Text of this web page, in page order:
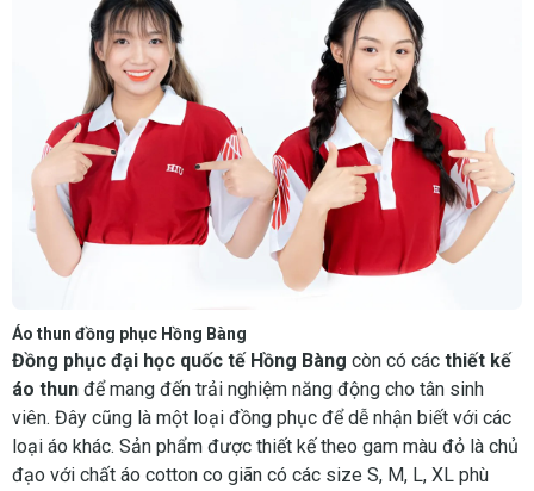
Áo thun đồng phục Hồng Bàng
Đồng phục đại học quốc tế Hồng Bàng còn có các thiết kế
áo thun để mang đến trải nghiệm năng động cho tân sinh
viên. Đây cũng là một loại đồng phục để dễ nhận biết với các
loại áo khác. Sản phẩm được thiết kế theo gam màu đỏ là chủ
đạo với chất áo cotton co giãn có các size S, M, L, XL phù